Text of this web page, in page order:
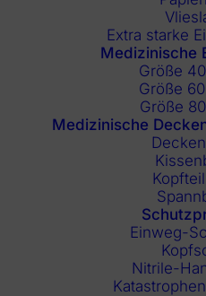
Extra starke
Medizinische
Größe
Größe
Größe
Medizinische
Einweg-
Nitrile-